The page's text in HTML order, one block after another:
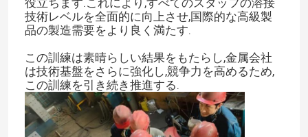
技術レベルを全面的に向上させ,国際的な高級製
品の製造需要をより良く満たす.
この訓練は素晴らしい結果をもたらし,金属会社
は技術基盤をさらに強化し,競争力を高めるため,
この訓練を引き続き推進する.